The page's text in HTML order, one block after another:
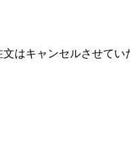
はキャンセルさせて